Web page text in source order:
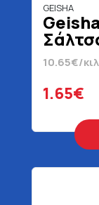
GEISHA
155 gr
10.65€/
1.65€